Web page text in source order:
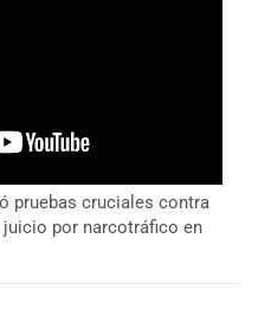
pruebas cruciales contra
juicio por narcotráfico en